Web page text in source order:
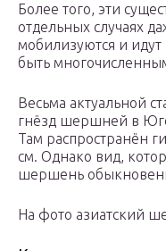
Более того, эти
отдельных случаях
мобилизуются и идут
быть
Весьма актуальной
гнёзд шершней в
Там распространён
см. Однако вид,
шершень
На фото азиатский